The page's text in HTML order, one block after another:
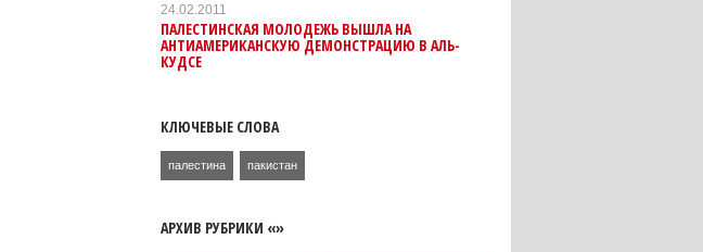
24.02.2011
ПАЛЕСТИНСКАЯ МОЛОДЕЖЬ ВЫШЛА НА
АНТИАМЕРИКАНСКУЮ ДЕМОНСТРАЦИЮ В АЛЬ-
КУДСЕ
КЛЮЧЕВЫЕ СЛОВА
палестина пакистан
АРХИВ РУБРИКИ «»